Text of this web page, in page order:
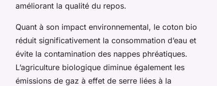
améliorant la qualité du repos.
Quant à son impact environnemental, le coton bio
réduit significativement la consommation d’eau et
évite la contamination des nappes phréatiques.
L’agriculture biologique diminue également les
émissions de gaz à effet de serre liées à la